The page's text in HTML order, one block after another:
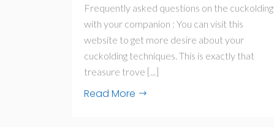
Frequently asked questions on the cuckolding
with your companion : You can visit this
website to get more desire about your
cuckolding techniques. This is exactly that
treasure trove [...]
Read More